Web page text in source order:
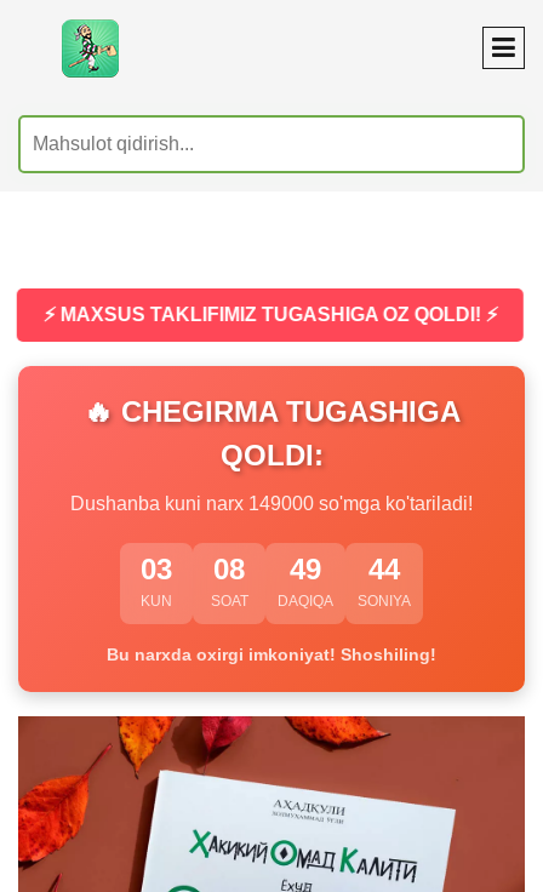
⚡ MAXSUS TAKLIFIMIZ TUGASHIGA OZ QOLDI! ⚡
🔥 CHEGIRMA TUGASHIGA
QOLDI:
Dushanba kuni narx 149000 so'mga ko'tariladi!
03
KUN
08
SOAT
49
DAQIQA
44
SONIYA
Bu narxda oxirgi imkoniyat! Shoshiling!